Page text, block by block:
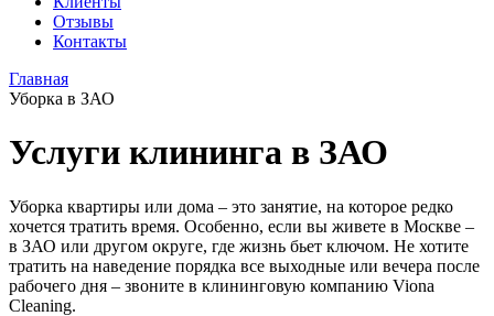
Отзывы
Контакты
Главная
Уборка в ЗАО
Услуги клининга в ЗАО
Уборка квартиры или дома – это занятие, на которое редко
хочется тратить время. Особенно, если вы живете в Москве –
в ЗАО или другом округе, где жизнь бьет ключом. Не хотите
тратить на наведение порядка все выходные или вечера после
рабочего дня – звоните в клининговую компанию Viona
Cleaning.